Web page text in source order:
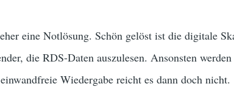
eine Notlösung. Schön gelöst ist die digitale
die RDS-Daten auszulesen. Ansonsten
Wiedergabe reicht es dann doch nicht.